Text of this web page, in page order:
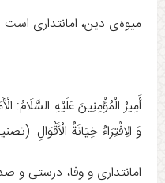
ميوه‌ی دين، امانتدارى است
أَمِيرُ الْمُؤْمِنِينَ عَلَيْهِ السَّلَامُ:
وَ الِافْتِرَاءُ خِيَانَةُ الْأَقْوَالِ.
امانتدارى و وفا، درستى و